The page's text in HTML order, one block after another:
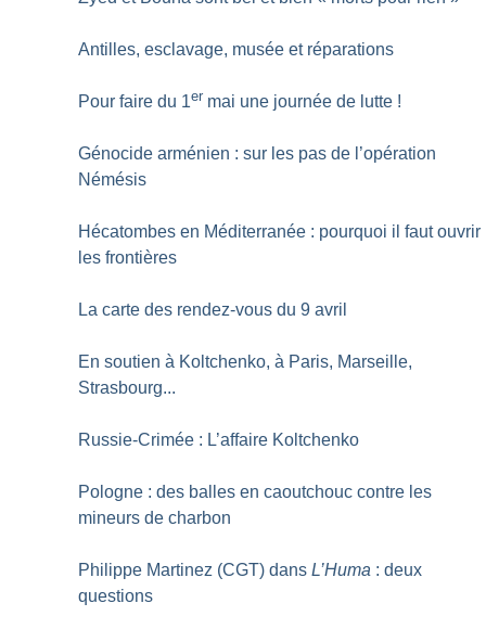
Antilles, esclavage, musée et réparations
Pour faire du 1er mai une journée de lutte !
Génocide arménien : sur les pas de l’opération
Némésis
Hécatombes en Méditerranée : pourquoi il faut ouvrir
les frontières
La carte des rendez-vous du 9 avril
En soutien à Koltchenko, à Paris, Marseille,
Strasbourg...
Russie-Crimée : L’affaire Koltchenko
Pologne : des balles en caoutchouc contre les
mineurs de charbon
Philippe Martinez (CGT) dansL’Huma : deux
questions